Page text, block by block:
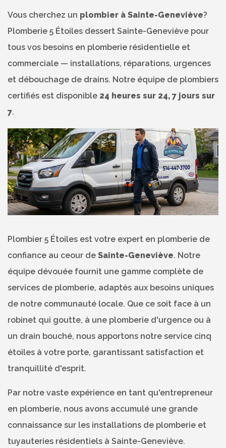
Vous cherchez un plombier à Sainte-Geneviève?
Plomberie 5 Étoiles dessert Sainte-Geneviève pour
tous vos besoins en plomberie résidentielle et
commerciale — installations, réparations, urgences
et débouchage de drains. Notre équipe de plombiers
certifiés est disponible 24 heures sur 24, 7 jours sur
7.
Plombier 5 Étoiles est votre expert en plomberie de
confiance au ceour de Sainte-Geneviève. Notre
équipe dévouée fournit une gamme complète de
services de plomberie, adaptés aux besoins uniques
de notre communauté locale. Que ce soit face à un
robinet qui goutte, à une plomberie d'urgence ou à
un drain bouché, nous apportons notre service cinq
étoiles à votre porte, garantissant satisfaction et
tranquillité d'esprit.
Par notre vaste expérience en tant qu'entrepreneur
en plomberie, nous avons accumulé une grande
connaissance sur les installations de plomberie et
tuyauteries résidentiels à Sainte-Geneviève.